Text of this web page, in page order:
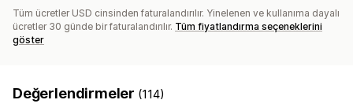
Tüm ücretler USD cinsinden faturalandırılır. Yinelenen ve kullanıma dayalı
ücretler 30 günde bir faturalandırılır. Tüm fiyatlandırma seçeneklerini
göster
Değerlendirmeler (114)